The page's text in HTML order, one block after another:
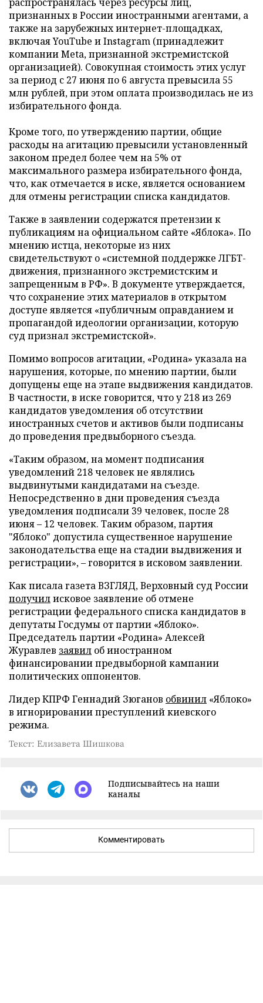
признанных в России иностранными агентами, а
также на зарубежных интернет-площадках,
включая YouTube и Instagram (принадлежит
компании Meta, признанной экстремистской
организацией). Совокупная стоимость этих услуг
за период с 27 июня по 6 августа превысила 55
млн рублей, при этом оплата производилась не из
избирательного фонда.
Кроме того, по утверждению партии, общие
расходы на агитацию превысили установленный
законом предел более чем на 5% от
максимального размера избирательного фонда,
что, как отмечается в иске, является основанием
для отмены регистрации списка кандидатов.
Также в заявлении содержатся претензии к
публикациям на официальном сайте «Яблока». По
мнению истца, некоторые из них
свидетельствуют о «системной поддержке ЛГБТ-
движения, признанного экстремистским и
запрещенным в РФ». В документе утверждается,
что сохранение этих материалов в открытом
доступе является «публичным оправданием и
пропагандой идеологии организации, которую
суд признал экстремистской».
Помимо вопросов агитации, «Родина» указала на
нарушения, которые, по мнению партии, были
допущены еще на этапе выдвижения кандидатов.
В частности, в иске говорится, что у 218 из 269
кандидатов уведомления об отсутствии
иностранных счетов и активов были подписаны
до проведения предвыборного съезда.
«Таким образом, на момент подписания
уведомлений 218 человек не являлись
выдвинутыми кандидатами на съезде.
Непосредственно в дни проведения съезда
уведомления подписали 39 человек, после 28
июня – 12 человек. Таким образом, партия
"Яблоко" допустила существенное нарушение
законодательства еще на стадии выдвижения и
регистрации», – говорится в исковом заявлении.
Как писала газета ВЗГЛЯД, Верховный суд России
получилисковое заявление об отмене
регистрации федерального списка кандидатов в
депутаты Госдумы от партии «Яблоко».
Председатель партии «Родина» Алексей
Журавлев заявил об иностранном
финансировании предвыборной кампании
политических оппонентов.
Лидер КПРФ Геннадий Зюганов обвинил «Яблоко»
в игнорировании преступлений киевского
режима.
Текст: Елизавета Шишкова
Подписывайтесь на наши
каналы
Комментировать